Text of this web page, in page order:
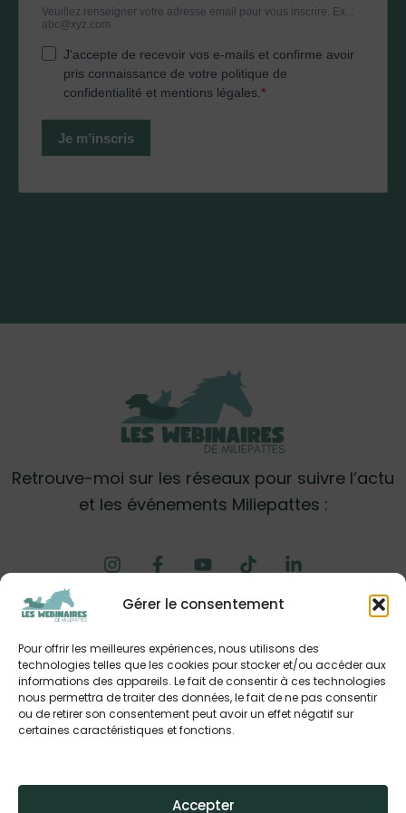
Gérer le consentement
Pour offrir les meilleures expériences, nous utilisons des
technologies telles que les cookies pour stocker et/ou accéder aux
informations des appareils. Le fait de consentir à ces technologies
nous permettra de traiter des données, le fait de ne pas consentir
ou de retirer son consentement peut avoir un effet négatif sur
certaines caractéristiques et fonctions.
Accepter
Retrouve-moi sur les réseaux pour suivre l’actu
et les événements Miliepattes :
Mon compte
Points de fidélité
Questions fréquentes
Contact
Mentions légales